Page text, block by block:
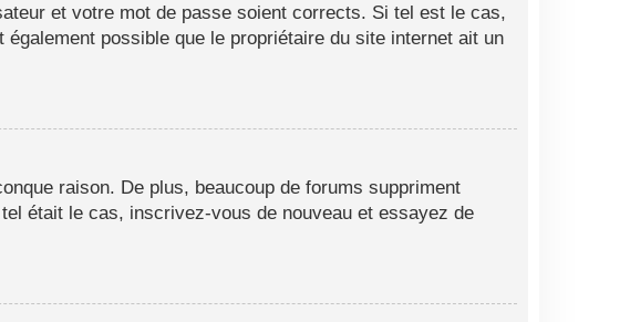
et votre mot de passe soient corrects. Si tel est le cas,
possible que le propriétaire du site internet ait un
raison. De plus, beaucoup de forums suppriment
était le cas, inscrivez-vous de nouveau et essayez de